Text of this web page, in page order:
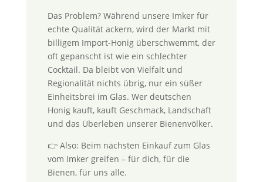
Das Problem? Während unsere Imker für
echte Qualität ackern, wird der Markt mit
billigem Import-Honig überschwemmt, der
oft gepanscht ist wie ein schlechter
Cocktail. Da bleibt von Vielfalt und
Regionalität nichts übrig, nur ein süßer
Einheitsbrei im Glas. Wer deutschen
Honig kauft, kauft Geschmack, Landschaft
und das Überleben unserer Bienenvölker.
👉 Also: Beim nächsten Einkauf zum Glas
vom Imker greifen – für dich, für die
Bienen, für uns alle.